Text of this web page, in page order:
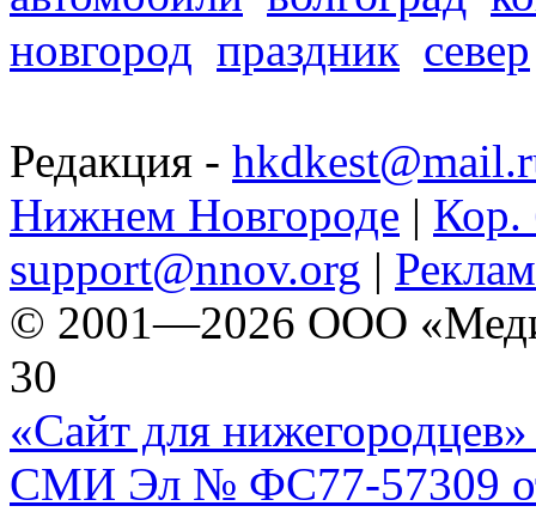
новгород праздник север
Редакция -
Нижнем Новгороде | Кор.
support@nnov.org |
© 2001—2026 ООО
30
«Сайт для нижегородцев»
СМИ Эл № ФС77-57309